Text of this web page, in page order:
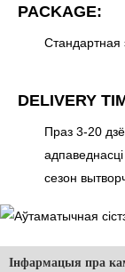
PACKAGE:
Стандартная
DELIVERY
Праз 3-20
адпаведнасці
сезон
Інфармацыя пра